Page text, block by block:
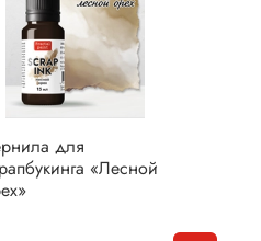
для
«Лесной